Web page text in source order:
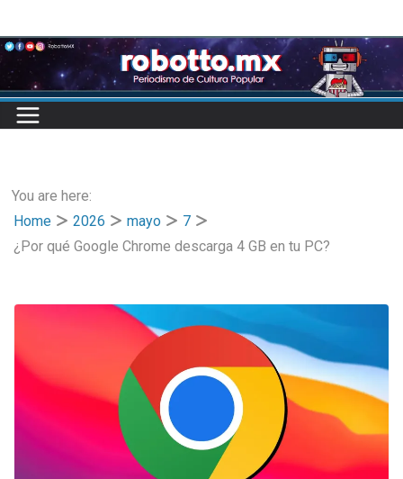
to
content
You are here:
Home
2026 mayo
7
¿Por qué Google Chrome descarga 4 GB en tu PC?